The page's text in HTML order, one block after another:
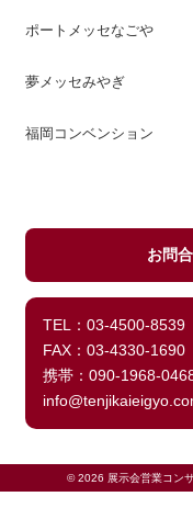
ポートメッセなごや
夢メッセみやぎ
福岡コンベンション
お問
TEL：03-4500-8539
FAX：03-4330-1690
携帯：090-1968-
© 2026 展示会営業コン